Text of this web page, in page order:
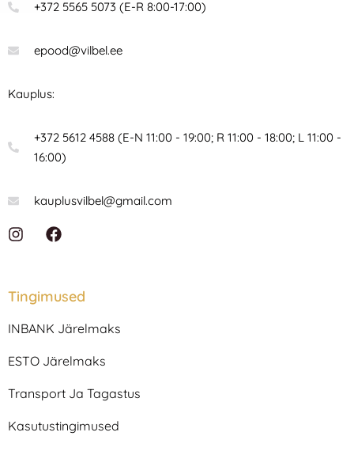
+372 5565 5073 (E-R 8:00-17:00)
epood@vilbel.ee
Kauplus:
+372 5612 4588 (E-N 11:00 - 19:00; R 11:00 - 18:00; L 11:00 -
16:00)
kauplusvilbel@gmail.com
I
a
r
m
F
a
b
o
Tingimused
INBANK Järelmaks
ESTO Järelmaks
Transport Ja Tagastus
Kasutustingimused